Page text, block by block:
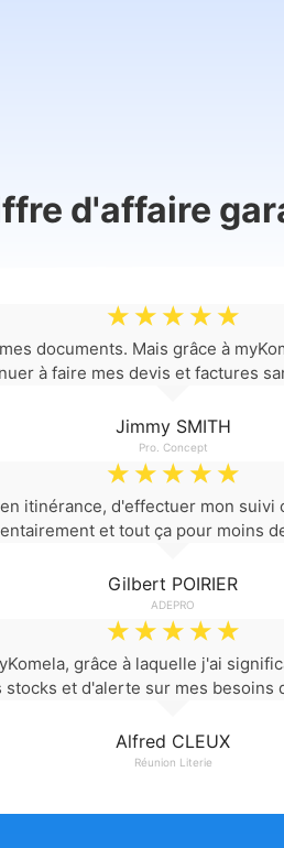
d'affaire
Jimmy SMITH
Pro. Concept
☆ ☆ ☆ ☆ ☆
documents. Mais grâce à
à faire mes devis et factures
Gilbert POIRIER
ADEPRO
☆ ☆ ☆ ☆ ☆
itinérance, d'effectuer mon
et tout ça pour moins
Alfred CLEUX
Réunion Literie
☆ ☆ ☆ ☆ ☆
grâce à laquelle j'ai
stocks et d'alerte sur mes besoins